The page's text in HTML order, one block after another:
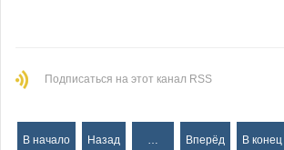
Подписаться на этот канал RSS
В начало Назад … Вперёд В конец